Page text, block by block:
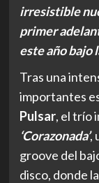
irresistible
primer
este año bajo
Tras una
importantes
Pulsar, el trío
‘Corazonada’,
groove del
disco, donde